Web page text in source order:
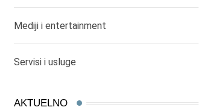
Mediji i entertainment
Servisi i usluge
AKTUELNO